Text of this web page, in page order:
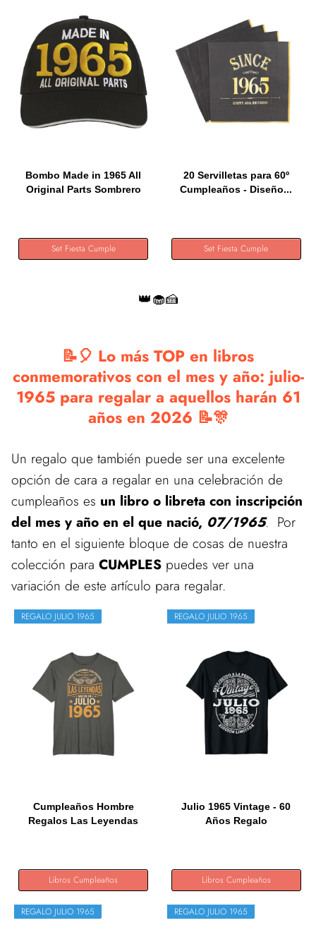
Bombo Made in 1965 All
Original Parts Sombrero
Set Fiesta Cumple
20 Servilletas para 60º
Cumpleaños - Diseño...
Set Fiesta Cumple
👑🧁🍰
📝🎈 Lo más TOP en libros
conmemorativos con el mes y año: julio-
1965 para regalar a aquellos harán 61
años en 2026 📝🎊
Un regalo que también puede ser una excelente
opción de cara a regalar en una celebración de
cumpleaños es un libro o libreta con inscripción
del mes y año en el que nació, 07/1965. Por
tanto en el siguiente bloque de cosas de nuestra
colección para CUMPLES puedes ver una
variación de este artículo para regalar.
REGALO JULIO 1965
Cumpleaños Hombre
Regalos Las Leyendas
Libros Cumpleaños
REGALO JULIO 1965
Julio 1965 Vintage - 60
Años Regalo
Libros Cumpleaños
REGALO JULIO 1965 REGALO JULIO 1965